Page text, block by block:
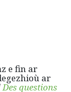
e fin ar
ar
Des questions